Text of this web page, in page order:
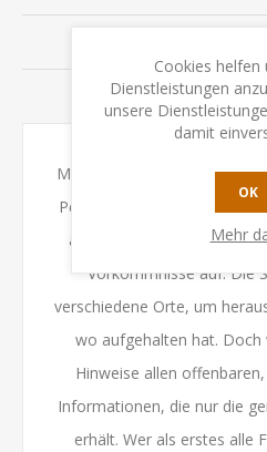
Mit Kronologic - Cuzco 1450
Peru des 15. Jahrhunderts
angesehene Mitglieder
Vorkommnisse auf. Die
verschiedene Orte, um
wo aufgehalten hat. Doch
Hinweise allen
Informationen, die nur die
erhält. Wer als erstes alle
Cookies helfen
Dienstleistungen
unsere
damit
OK
Mehr